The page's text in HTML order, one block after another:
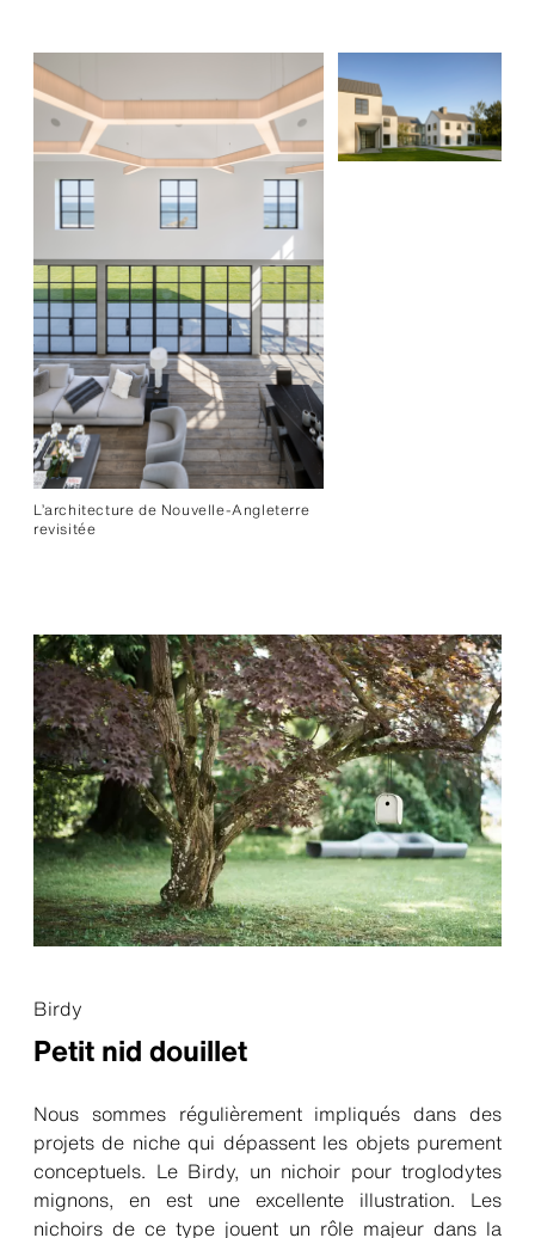
L’architecture de Nouvelle-Angleterre
revisitée
Birdy
Petit nid douillet
Nous sommes régulièrement impliqués dans des
projets de niche qui dépassent les objets purement
conceptuels. Le Birdy, un nichoir pour troglodytes
mignons, en est une excellente illustration. Les
nichoirs de ce type jouent un rôle majeur dans la